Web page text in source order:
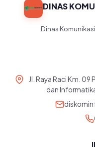
DINAS
Dinas
Jl. Raya Raci Km. 09
dan